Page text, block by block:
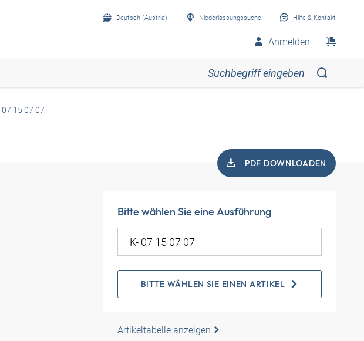
Deutsch (Austria) Niederlassungssuche Hilfe & Kontakt
Anmelden
07 15 07 07
PDF DOWNLOADEN
Bitte wählen Sie eine Ausführung
BITTE WÄHLEN SIE EINEN ARTIKEL
Artikeltabelle anzeigen